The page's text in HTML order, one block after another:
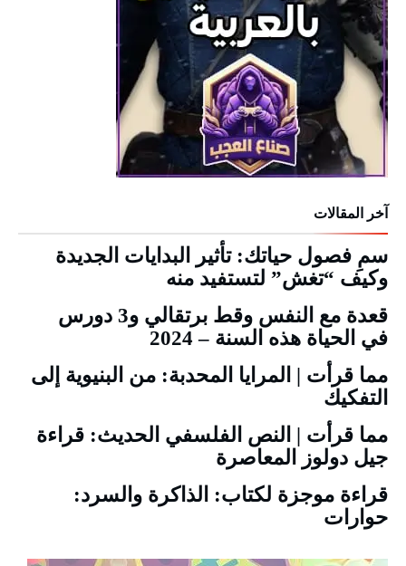
آخر المقالات
سمِ فصول حياتك: تأثير البدايات الجديدة
وكيف “تغش” لتستفيد منه
قعدة مع النفس وقط برتقالي و3 دورس
في الحياة هذه السنة – 2024
مما قرأت | المرايا المحدبة: من البنيوية إلى
التفكيك
مما قرأت | النص الفلسفي الحديث: قراءة
جيل دولوز المعاصرة
قراءة موجزة لكتاب: الذاكرة والسرد:
حوارات